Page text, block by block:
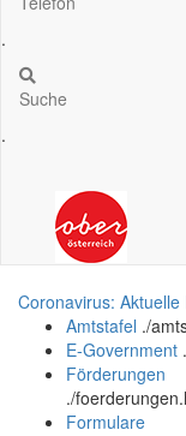
.
Suche
.
Coronavirus:
Amtstafel ./
E-Government .
Förderungen
./
Formulare